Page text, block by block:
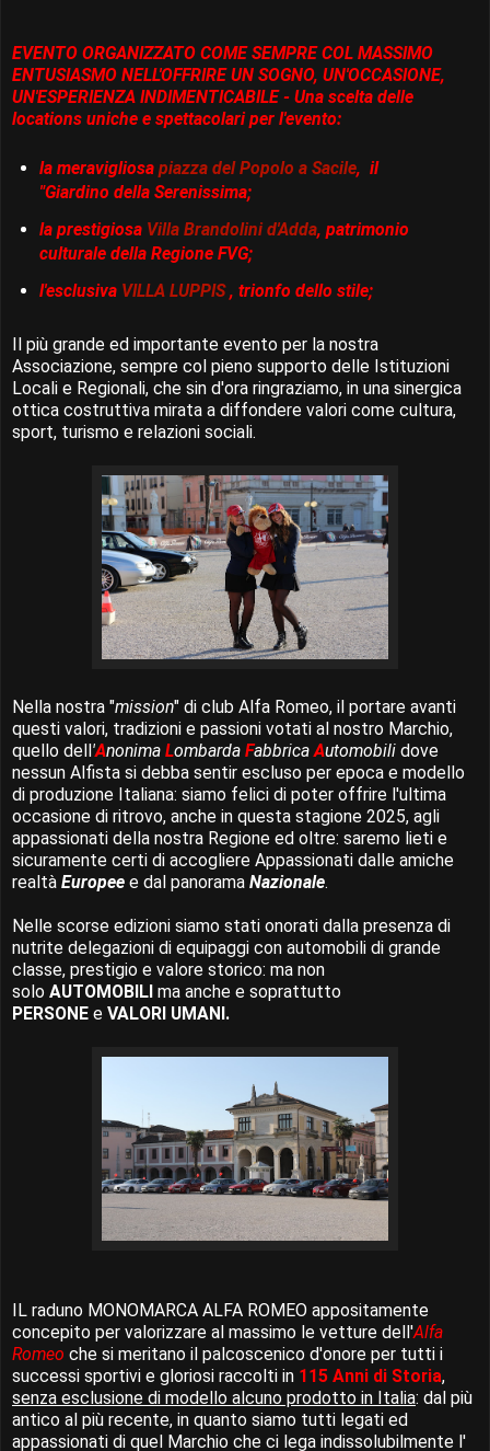
EVENTO ORGANIZZATO COME SEMPRE COL MASSIMO
ENTUSIASMO NELL'OFFRIRE UN SOGNO, UN'OCCASIONE,
UN'ESPERIENZA INDIMENTICABILE - Una scelta delle
locations uniche e spettacolari per l'evento:
la meravigliosa piazza del Popolo a Sacile, il
"Giardino della Serenissima;
la prestigiosa Villa Brandolini d'Adda, patrimonio
culturale della Regione FVG;
l'esclusiva VILLA LUPPIS, trionfo dello stile;
Il più grande ed importante evento per la nostra
Associazione, sempre col pieno supporto delle Istituzioni
Locali e Regionali, che sin d'ora ringraziamo, in una sinergica
ottica costruttiva mirata a diffondere valori come cultura,
sport, turismo e relazioni sociali.
Nella nostra "mission" di club Alfa Romeo, il portare avanti
questi valori, tradizioni e passioni votati al nostro Marchio,
quello dell'Anonima Lombarda Fabbrica Automobili dove
nessun Alfista si debba sentir escluso per epoca e modello
di produzione Italiana: siamo felici di poter offrire l'ultima
occasione di ritrovo, anche in questa stagione 2025, agli
appassionati della nostra Regione ed oltre: saremo lieti e
sicuramente certi di accogliere Appassionati dalle amiche
realtà Europee e dal panorama Nazionale.
Nelle scorse edizioni siamo stati onorati dalla presenza di
nutrite delegazioni di equipaggi con automobili di grande
classe, prestigio e valore storico: ma non
solo AUTOMOBILI ma anche e soprattutto
PERSONE e VALORI UMANI.
IL raduno MONOMARCA ALFA ROMEO appositamente
concepito per valorizzare al massimo le vetture dell'Alfa
Romeo che si meritano il palcoscenico d'onore per tutti i
successi sportivi e gloriosi raccolti in 115 Anni di Storia,
senza esclusione di modello alcuno prodotto in Italia: dal più
antico al più recente, in quanto siamo tutti legati ed
appassionati di quel Marchio che ci lega indissolubilmente l'